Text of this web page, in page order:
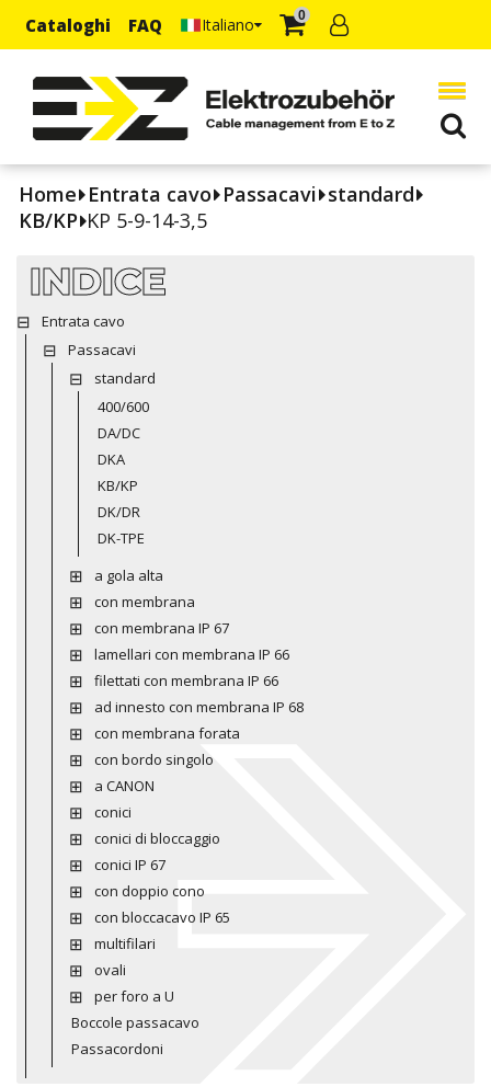
Cataloghi FAQ Italiano 0
Home Entrata cavo Passacavi standard
KB/KP KP 5-9-14-3,5
INDICE
Entrata cavo
Passacavi
standard
400/600
DA/DC
DKA
KB/KP
DK/DR
DK-TPE
a gola alta
con membrana
con membrana IP 67
lamellari con membrana IP 66
filettati con membrana IP 66
ad innesto con membrana IP 68
con membrana forata
con bordo singolo
a CANON
conici
conici di bloccaggio
conici IP 67
con doppio cono
con bloccacavo IP 65
multifilari
ovali
per foro a U
Boccole passacavo
Passacordoni